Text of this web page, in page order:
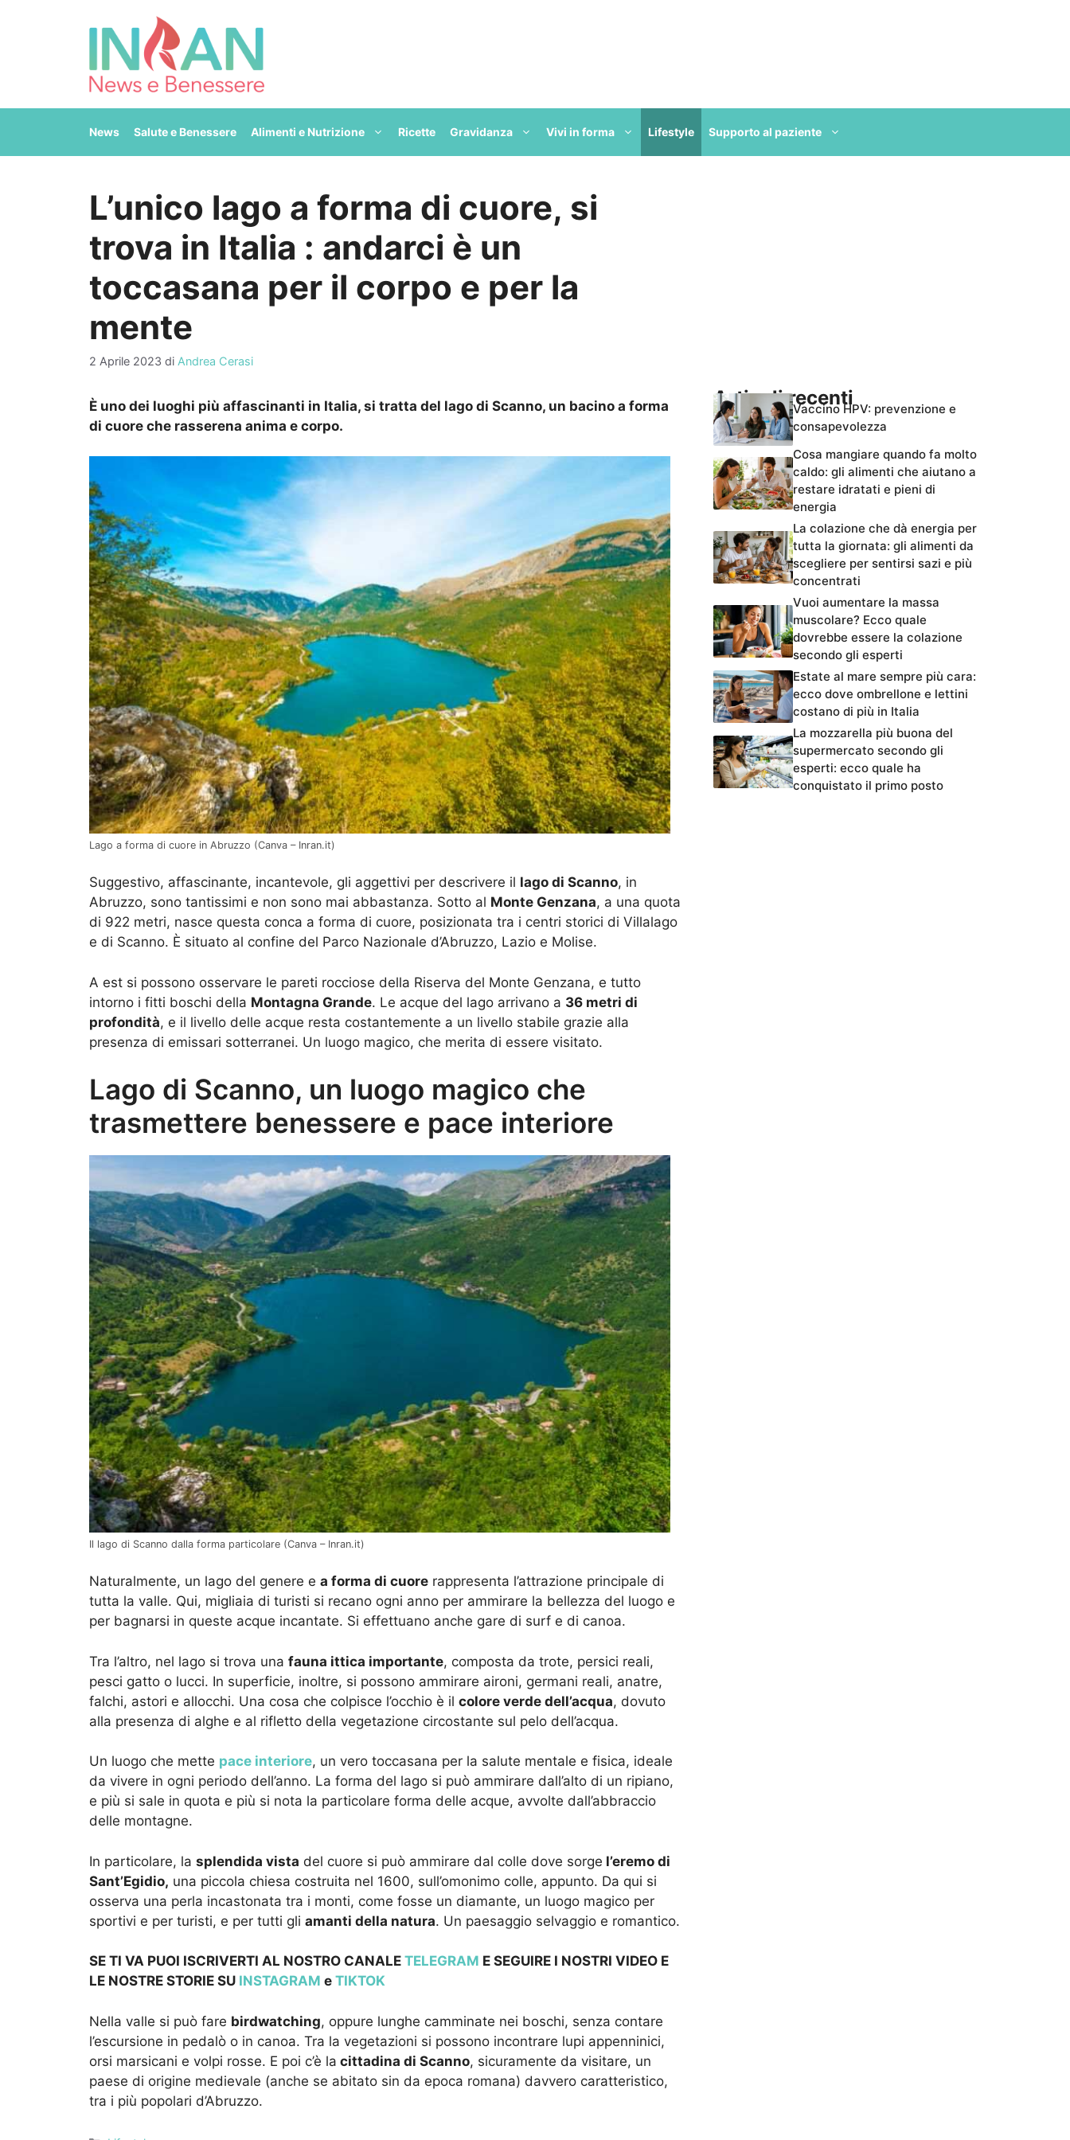
News Salute e Benessere Alimenti e Nutrizione Ricette Gravidanza Vivi in forma Lifestyle Supporto al paziente
L’unico lago a forma di cuore, si
trova in Italia : andarci è un
toccasana per il corpo e per la
mente
2 Aprile 2023 di Andrea Cerasi
È uno dei luoghi più affascinanti in Italia, si tratta del lago di Scanno, un bacino a forma
di cuore che rasserena anima e corpo.
Lago a forma di cuore in Abruzzo (Canva – Inran.it)
Suggestivo, affascinante, incantevole, gli aggettivi per descrivere il lago di Scanno, in
Abruzzo, sono tantissimi e non sono mai abbastanza. Sotto al Monte Genzana, a una quota
di 922 metri, nasce questa conca a forma di cuore, posizionata tra i centri storici di Villalago
e di Scanno. È situato al confine del Parco Nazionale d’Abruzzo, Lazio e Molise.
A est si possono osservare le pareti rocciose della Riserva del Monte Genzana, e tutto
intorno i fitti boschi della Montagna Grande. Le acque del lago arrivano a 36 metri di
profondità, e il livello delle acque resta costantemente a un livello stabile grazie alla
presenza di emissari sotterranei. Un luogo magico, che merita di essere visitato.
Lago di Scanno, un luogo magico che
trasmettere benessere e pace interiore
Il lago di Scanno dalla forma particolare (Canva – Inran.it)
Naturalmente, un lago del genere e a forma di cuore rappresenta l’attrazione principale di
tutta la valle. Qui, migliaia di turisti si recano ogni anno per ammirare la bellezza del luogo e
per bagnarsi in queste acque incantate. Si effettuano anche gare di surf e di canoa.
Tra l’altro, nel lago si trova una fauna ittica importante, composta da trote, persici reali,
pesci gatto o lucci. In superficie, inoltre, si possono ammirare aironi, germani reali, anatre,
falchi, astori e allocchi. Una cosa che colpisce l’occhio è il colore verde dell’acqua, dovuto
alla presenza di alghe e al rifletto della vegetazione circostante sul pelo dell’acqua.
Un luogo che mette pace interiore, un vero toccasana per la salute mentale e fisica, ideale
da vivere in ogni periodo dell’anno. La forma del lago si può ammirare dall’alto di un ripiano,
e più si sale in quota e più si nota la particolare forma delle acque, avvolte dall’abbraccio
delle montagne.
In particolare, la splendida vista del cuore si può ammirare dal colle dove sorge l’eremo di
Sant’Egidio, una piccola chiesa costruita nel 1600, sull’omonimo colle, appunto. Da qui si
osserva una perla incastonata tra i monti, come fosse un diamante, un luogo magico per
sportivi e per turisti, e per tutti gli amanti della natura. Un paesaggio selvaggio e romantico.
SE TI VA PUOI ISCRIVERTI AL NOSTRO CANALE TELEGRAM E SEGUIRE I NOSTRI VIDEO E
LE NOSTRE STORIE SU INSTAGRAM e TIKTOK
Nella valle si può fare birdwatching, oppure lunghe camminate nei boschi, senza contare
l’escursione in pedalò o in canoa. Tra la vegetazioni si possono incontrare lupi appenninici,
orsi marsicani e volpi rosse. E poi c’è la cittadina di Scanno, sicuramente da visitare, un
paese di origine medievale (anche se abitato sin da epoca romana) davvero caratteristico,
tra i più popolari d’Abruzzo.
Articoli recentiVaccino HPV: prevenzione e
consapevolezza
Cosa mangiare quando fa molto
caldo: gli alimenti che aiutano a
restare idratati e pieni di
energia
La colazione che dà energia per
tutta la giornata: gli alimenti da
scegliere per sentirsi sazi e più
concentrati
Vuoi aumentare la massa
muscolare? Ecco quale
dovrebbe essere la colazione
secondo gli esperti
Estate al mare sempre più cara:
ecco dove ombrellone e lettini
costano di più in Italia
La mozzarella più buona del
supermercato secondo gli
esperti: ecco quale ha
conquistato il primo posto